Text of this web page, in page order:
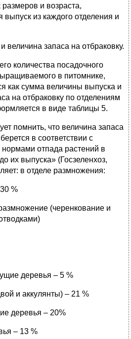
и возраста,
из каждого отделения и
величина запаса на отбраковку.
количества посадочного
в питомнике,
как сумма величины выпуска и
на отбраковку по отделениям
в виде таблицы 5.
помнить, что величина запаса
в соответствии с
отпада растений в
их выпуска» (Госзеленхоз,
в отделе размножения:
%
(черенкование и
деревья – 5 %
и аккулянты) – 21 %
деревья – 20%
– 13 %